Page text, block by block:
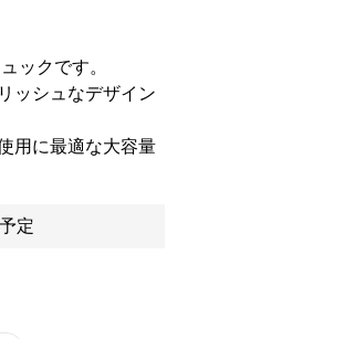
ックです。
ッシュなデザイン
用に最適な大容量
定